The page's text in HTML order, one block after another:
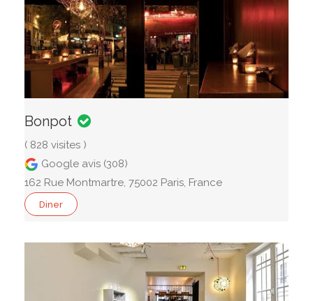
Bonpot
( 828 visites )
Google avis (308)
162 Rue Montmartre, 75002 Paris, France
Diner